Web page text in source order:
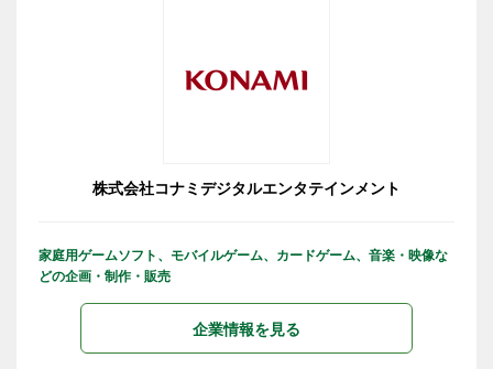
株式会社コナミデジタルエンタテインメント
家庭用ゲームソフト、モバイルゲーム、カードゲーム、音楽・映像な
どの企画・制作・販売
企業情報を見る